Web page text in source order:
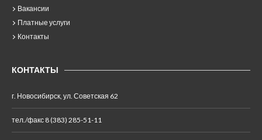
Вакансии
Платные услуги
Контакты
КОНТАКТЫ
г. Новосибирск, ул. Советская 62
тел./факс 8 (383) 285-51-11